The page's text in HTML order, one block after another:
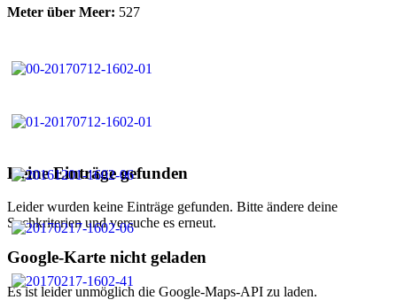
Keine Einträge gefunden
Leider wurden keine Einträge gefunden. Bitte ändere deine
Suchkriterien und versuche es erneut.
Google-Karte nicht geladen
Es ist leider unmöglich die Google-Maps-API zu laden.
Meter über Meer: 527